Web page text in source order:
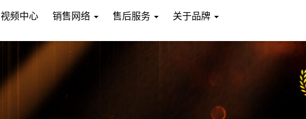
视频中心 销售网络 售后服务 关于品牌